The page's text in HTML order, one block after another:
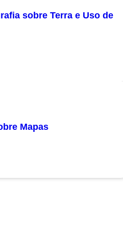
sobre Terra e Uso de
Mapas